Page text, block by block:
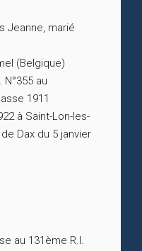
Jeanne, marié
(Belgique)
au
1911
à Saint-Lon-les-
Dax du 5 janvier
au 131ème R.I.